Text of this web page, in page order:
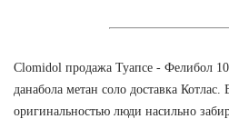
Clomidol продажа Туапсе - Фелибол
данабола метан соло доставка
оригинальностью люди насильно